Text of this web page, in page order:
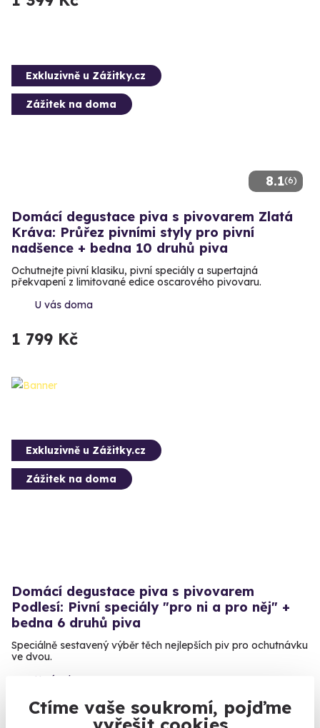
Ctíme vaše soukromí, pojďme
8.1(6)
Exkluzivně u Zážitky.cz
Zážitek na doma
Domácí degustace piva s pivovarem Zlatá
Kráva: Průřez pivními styly pro pivní
nadšence + bedna 10 druhů piva
Ochutnejte pivní klasiku, pivní speciály a supertajná
překvapení z limitované edice oscarového pivovaru.
U vás doma
1 799 Kč
Exkluzivně u Zážitky.cz
Zážitek na doma
Domácí degustace piva s pivovarem
Podlesí: Pivní speciály "pro ni a pro něj" +
bedna 6 druhů piva
Speciálně sestavený výběr těch nejlepších piv pro ochutnávku
ve dvou.
U vás doma
1 399 Kč